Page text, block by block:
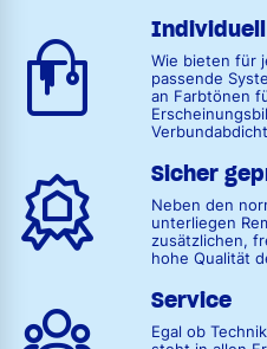
Individuell
Wie bieten für
passende
an Farbtönen
Sicher
Neben den
unterliegen
zusätzlichen,
hohe Qualität
Service
Egal ob